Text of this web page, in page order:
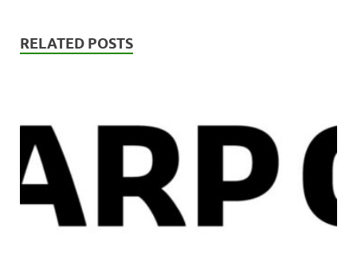
RELATED POSTS